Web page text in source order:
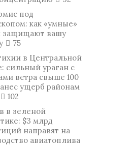
под
как «умные»
защищают вашу
75
в Центральной
сильный ураган с
ветра свыше 100
ущерб районам
102
в зеленой
$3 млрд
направят на
авиатоплива